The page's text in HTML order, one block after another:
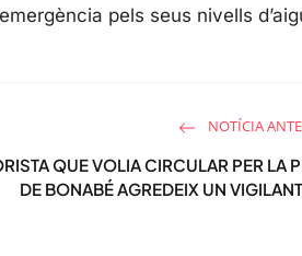
pels seus nivells
NOTÍCIA
QUE VOLIA CIRCULAR PER LA
DE BONABÉ AGREDEIX UN